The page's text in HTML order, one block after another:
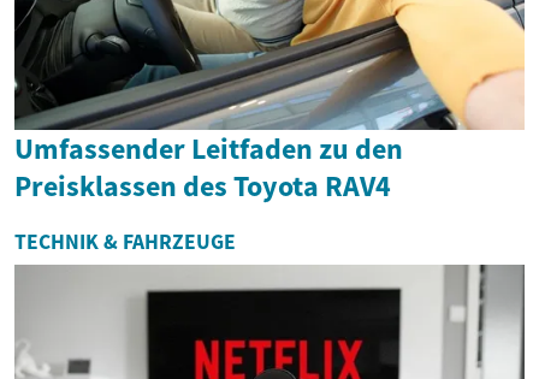
Umfassender Leitfaden zu den
Preisklassen des Toyota RAV4
TECHNIK & FAHRZEUGE